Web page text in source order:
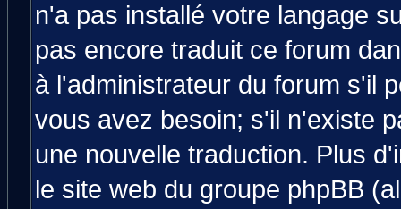
n'a pas installé votre langage
pas encore traduit ce forum
à l'administrateur du forum s'il
vous avez besoin; s'il n'existe
une nouvelle traduction. Plus
le site web du groupe phpBB